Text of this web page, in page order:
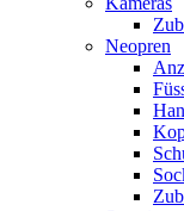
Neopren